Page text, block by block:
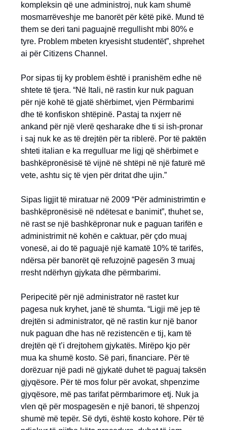
kompleksin që une administroj, nuk kam shumë
mosmarrëveshje me banorët për këtë pikë. Mund të
them se deri tani paguajnë rregullisht mbi 80% e
tyre. Problem mbeten kryesisht studentët”, shprehet
ai për Citizens Channel.
Por sipas tij ky problem është i pranishëm edhe në
shtete të tjera. “Në Itali, në rastin kur nuk paguan
për një kohë të gjatë shërbimet, vjen Përmbarimi
dhe të konfiskon shtëpinë. Pastaj ta nxjerr në
ankand për një vlerë qesharake dhe ti si ish-pronar
i saj nuk ke as të drejtën për ta riblerë. Por të paktën
shteti italian e ka rregulluar me ligj që shërbimet e
bashkëpronësisë të vijnë në shtëpi në një faturë më
vete, ashtu siç të vjen për dritat dhe ujin.”
Sipas ligjit të miratuar në 2009 “Për administrimtin e
bashkëpronësisë në ndëtesat e banimit”, thuhet se,
në rast se një bashkëpronar nuk e paguan tarifën e
administrimit në kohën e caktuar, për çdo muaj
vonesë, ai do të paguajë një kamatë 10% të tarifës,
ndërsa për banorët që refuzojnë pagesën 3 muaj
rresht ndërhyn gjykata dhe përmbarimi.
Peripecitë për një administrator në rastet kur
pagesa nuk kryhet, janë të shumta. “Ligji më jep të
drejtën si administrator, që në rastin kur një banor
nuk paguan dhe has në rezistencën e tij, kam të
drejtën që t’i drejtohem gjykatës. Mirëpo kjo për
mua ka shumë kosto. Së pari, financiare. Për të
dorëzuar një padi në gjykatë duhet të paguaj taksën
gjyqësore. Për të mos folur për avokat, shpenzime
gjyqësore, më pas tarifat përmbarimore etj. Nuk ja
vlen që për mospagesën e një banori, të shpenzoj
shumë më tepër. Së dyti, është kosto kohore. Për të